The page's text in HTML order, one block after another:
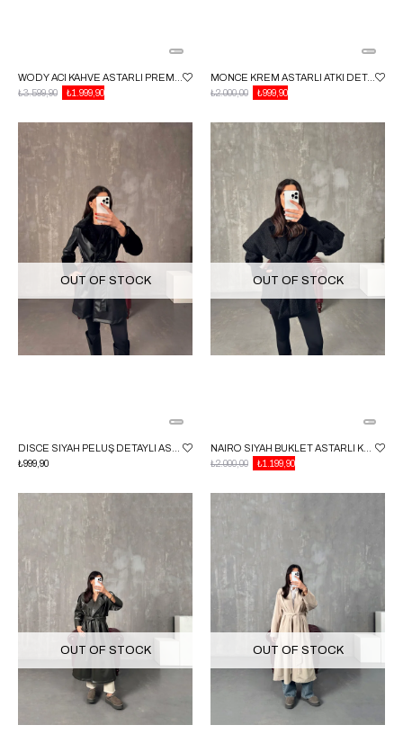
₺1.999,90
₺3.599,90
MONCE KREM ASTARLI ATKI DETAYLI PELUŞ KABAN
₺999,90
₺2.000,00
OUT OF STOCK
₺999,90
OUT OF STOCK
₺1.199,90
₺2.000,00
OUT OF STOCK OUT OF STOCK